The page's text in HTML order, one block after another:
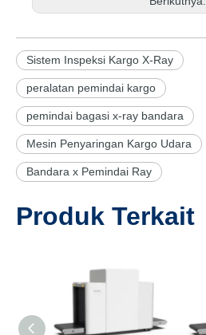
Sistem Inspeksi Kargo X-Ray
peralatan pemindai kargo
pemindai bagasi x-ray bandara
Mesin Penyaringan Kargo Udara
Bandara x Pemindai Ray
Produk Terkait